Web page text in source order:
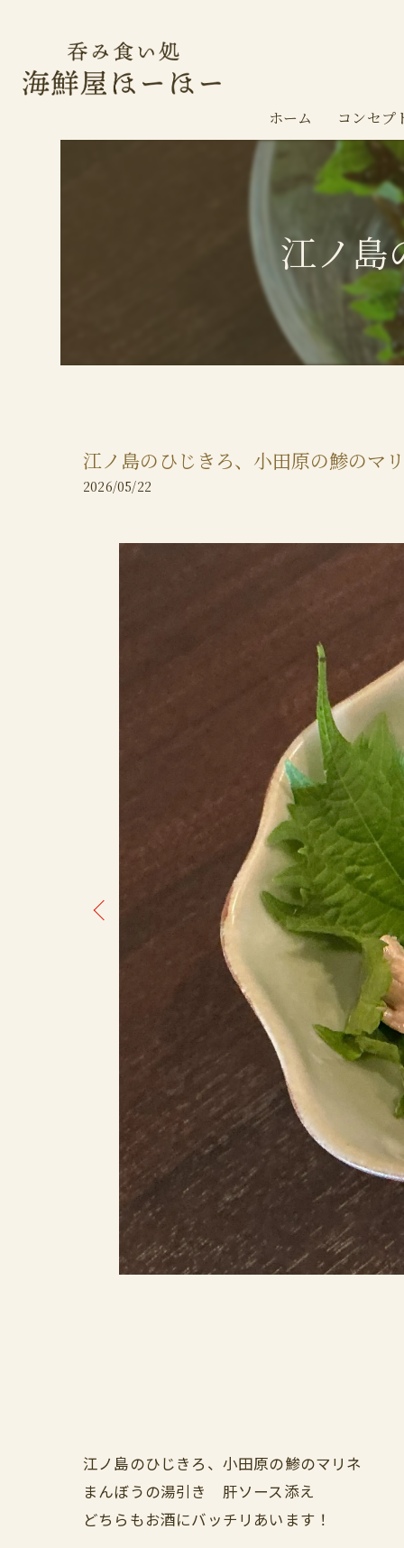
ホーム コンセプ
江ノ島
江ノ島のひじきろ、小田原の鯵のマ
2026/05/22
江ノ島のひじきろ、小田原の鯵のマリネ
まんぼうの湯引き 肝ソース添え
どちらもお酒にバッチリあいます！